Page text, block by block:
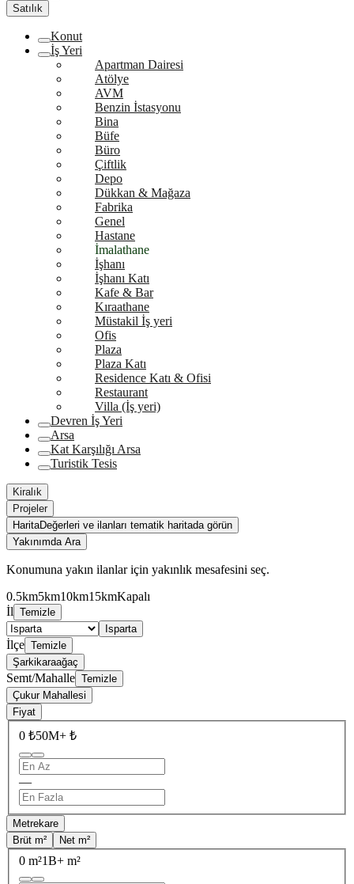
Satılık
Konut
İş Yeri
Apartman Dairesi
Atölye
AVM
Benzin İstasyonu
Bina
Büfe
Büro
Çiftlik
Depo
Dükkan & Mağaza
Fabrika
Genel
Hastane
İmalathane
İşhanı
İşhanı Katı
Kafe & Bar
Kıraathane
Müstakil İş yeri
Ofis
Plaza
Plaza Katı
Residence Katı & Ofisi
Restaurant
Villa (İş yeri)
Devren İş Yeri
Arsa
Kat Karşılığı Arsa
Turistik Tesis
Kiralık
Projeler
HaritaDeğerleri ve ilanları tematik haritada görün
Yakınımda Ara
Konumuna yakın ilanlar için yakınlık mesafesini seç.
0.5km5km10km15kmKapalı
İl Temizle
Isparta
İlçe Temizle
Şarkikaraağaç
Semt/Mahalle Temizle
Çukur Mahallesi
Fiyat
0 ₺50M+ ₺
—
Metrekare
Brüt m²
Net m²
0 m²1B+ m²